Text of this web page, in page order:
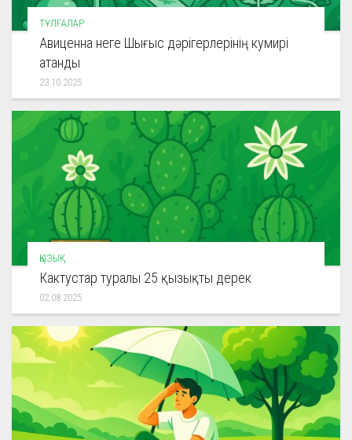
ТҰЛҒАЛАР
Авиценна неге Шығыс дәрігерлерінің кумирі
атанды
23.10.2025
ҚЫЗЫҚ
Кактустар туралы 25 қызықты дерек
02.08.2025